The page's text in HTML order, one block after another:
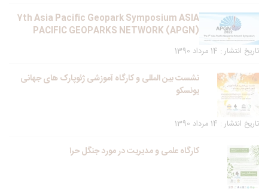
7th Asia Pacific Geopark Symposium ASIA
PACIFIC GEOPARKS NETWORK (APGN)
تاریخ انتشار : 14 مرداد 1390
نشست بین المللی و کارگاه آموزشی ژئوپارک های جهانی
یونسکو
تاریخ انتشار : 14 مرداد 1390
کارگاه علمی و مدیریت در مورد جنگل حرا